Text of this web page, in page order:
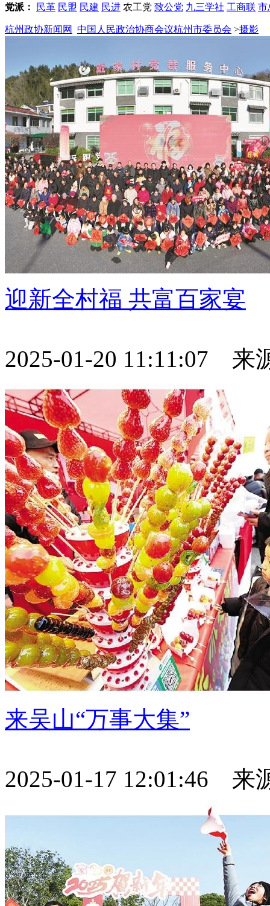
党派： 民革 民盟 民建 民进 农工党 致公党 九三学社 工商联 市
杭州政协新闻网 中国人民政治协商会议杭州市委员会 >摄影
迎新全村福 共富百家宴
2025-01-20 11:11:07 来
来吴山“万事大集”
2025-01-17 12:01:46 来